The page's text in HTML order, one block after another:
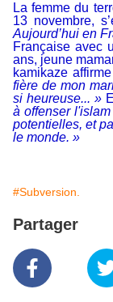
La femme du
13 novembre,
Aujourd’hui en
Française avec
ans, jeune
kamikaze
fière de mon
si heureuse... »
à offenser
potentielles, et
le monde. »
#Subversion.
Partager